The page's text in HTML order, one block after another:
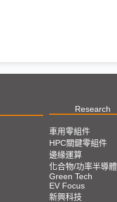
Research
車用零組件
HPC關鍵零組件
邊緣運算
化合物/功率半導體
Green Tech
EV Focus
新興科技